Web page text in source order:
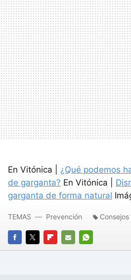
En Vitónica | ¿Qué podemos
de garganta? En Vitónica |
garganta de forma natural
FACEBOOK
TWITTERFLIPBOARD
E-
WHATSAPP
TEMAS Prevención